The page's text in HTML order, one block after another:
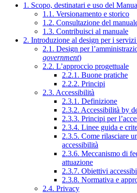
1. Scopo, destinatari e uso del
1.1. Versionamento e storico
1.2. Consultazione del
1.3. Contribuisci al manuale
2. Introduzione al design per i
2.1. Design per
government)
2.2. L’approccio progettuale
2.2.1. Buone pratiche
2.2.2. Principi
2.3. Accessibilità
2.3.1. Definizione
2.3.2. Accessibilità by
2.3.3. Principi per
2.3.4. Linee guida e
2.3.5. Come rilasciare
accessibilità
2.3.6. Meccanismo di
attuazione
2.3.7. Obiettivi
2.3.8. Normativa e
2.4. Privacy